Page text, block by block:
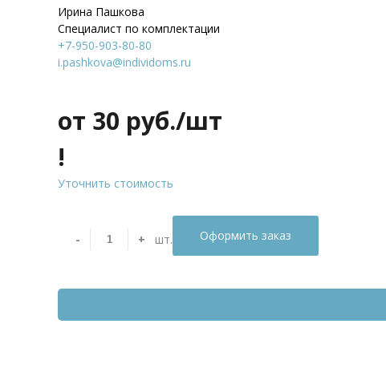
Ирина Пашкова
Специалист по комплектации
+7-950-903-80-80
i.pashkova@individoms.ru
от 30 руб./шт
!
Уточнить стоимость
- + шт.
Оформить заказ